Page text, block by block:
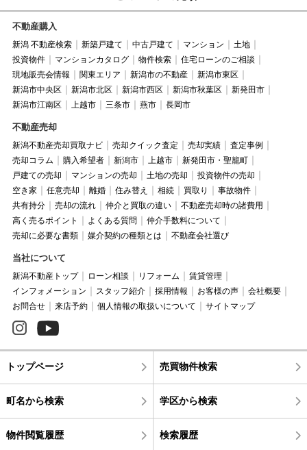
不動産購入
新潟 不動産検索 新築戸建て 中古戸建て マンション
土地
投資物件
マンションカタログ 物件検索
住宅ローンのご相談
現地販売会情報
関東エリア 新潟市の不動産
新潟市東区
新潟市中央区
新潟市北区 新潟市西区 新潟市秋葉区
新発田市
新潟市江南区
上越市 三条市 燕市 長岡市
不動産売却
新潟不動産売却買取ナビ 売却クイック査定 売却実績
査定事例
売却コラム
購入希望者 新潟市 上越市
新発田市・聖籠町
戸建ての売却
マンションの売却 土地の売却
投資物件の売却
空き家
任意売却 離婚 住み替え 相続 買取り
事故物件
共有持分
売却の流れ 仲介と買取の違い
不動産売却時の諸費用
高く売るポイント
よくある質問
仲介手数料について
売却に必要な書類
媒介契約の種類とは 不動産会社選び
当社について
新潟不動産トップ ローン相談 リフォーム
賃貸管理
インフォメーション
スタッフ紹介 採用情報 お客様の声
会社概要
お問合せ
来店予約 個人情報の取扱いについて サイトマップ
トップページ 売買物件検索
町名から検索 学区から検索
物件閲覧履歴 検索履歴